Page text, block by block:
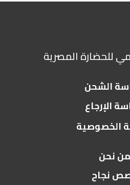
للحضارة المصرية
الشحن
الإرجاع
الخصوصية
من نحن
نجاح